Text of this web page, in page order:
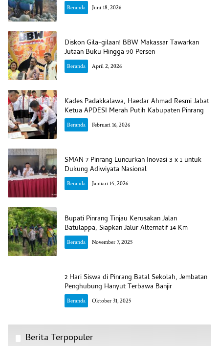
Beranda Juni 18, 2026
Diskon Gila-gilaan! BBW Makassar Tawarkan
Jutaan Buku Hingga 90 Persen
Beranda April 2, 2026
Kades Padakkalawa, Haedar Ahmad Resmi Jabat
Ketua APDESI Merah Putih Kabupaten Pinrang
Beranda Februari 16, 2026
SMAN 7 Pinrang Luncurkan Inovasi 3 x 1 untuk
Dukung Adiwiyata Nasional
Beranda Januari 14, 2026
Bupati Pinrang Tinjau Kerusakan Jalan
Batulappa, Siapkan Jalur Alternatif 14 Km
Beranda November 7, 2025
2 Hari Siswa di Pinrang Batal Sekolah, Jembatan
Penghubung Hanyut Terbawa Banjir
Beranda Oktober 31, 2025
Berita Terpopuler